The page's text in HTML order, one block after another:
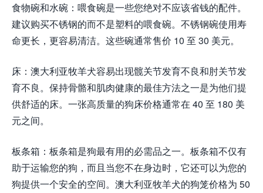
食物碗和水碗：喂食碗是一些您绝对不应该省钱的配件。
建议购买不锈钢的而不是塑料的喂食碗。不锈钢碗使用寿
命更长，更容易清洁。这些碗通常售价 10 至 30 美元。
床：澳大利亚牧羊犬容易出现髋关节发育不良和肘关节发
育不良。保持骨骼和肌肉健康的最佳方法之一是为他们提
供舒适的床。一张高质量的狗床价格通常在 40 至 180 美
元之间。
板条箱：板条箱是狗最有用的必需品之一。板条箱不仅有
助于运输您的狗，而且当您不在身边时，它还可以为您的
狗提供一个安全的空间。澳大利亚牧羊犬的狗笼价格为 50